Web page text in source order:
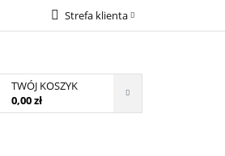
Strefa klienta
Zarejestruj się
Dodaj zgłoszenie
TWÓJ KOSZYK
0,00 zł